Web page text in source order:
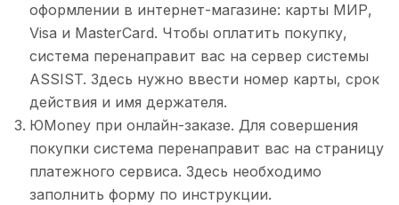
оформлении в интернет-магазине: карты МИР,
Visa и MasterCard. Чтобы оплатить покупку,
система перенаправит вас на сервер системы
ASSIST. Здесь нужно ввести номер карты, срок
действия и имя держателя.
ЮMoney при онлайн-заказе. Для совершения
покупки система перенаправит вас на страницу
платежного сервиса. Здесь необходимо
заполнить форму по инструкции.